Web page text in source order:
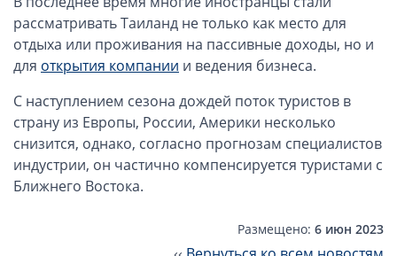
Cчёт в Турции для компании
Счёт и карта в Киргизии для физлиц
Гражданство Вануату
Гражданство Сьерра-Леоне
Европейские и резидентные компании
Английские партнерства LLP
рассматривать Таиланд не только как место для
отдыха или проживания на пассивные доходы, но и
для открытия компании и ведения бизнеса.
С наступлением сезона дождей поток туристов в
страну из Европы, России, Америки несколько
снизится, однако, согласно прогнозам специалистов
индустрии, он частично компенсируется туристами с
Ближнего Востока.
Размещено: 6 июн 2023